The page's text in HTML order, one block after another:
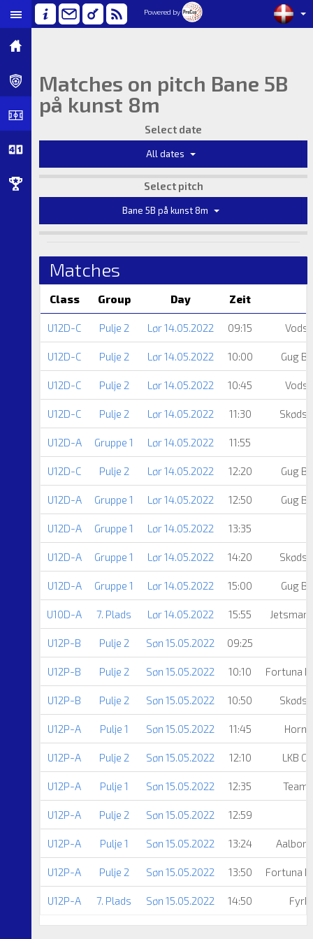
Powered by
Matches on pitch Bane 5B
på kunst 8m
Select date
All dates
Select pitch
Bane 5B på kunst 8m
Matches
Class Group Day Zeit
U12D-C Pulje 2 Lør 14.05.2022 09:15
U12D-C Pulje 2 Lør 14.05.2022 10:00 Gug
U12D-C Pulje 2 Lør 14.05.2022 10:45
U12D-C Pulje 2 Lør 14.05.2022 11:30
U12D-A Gruppe 1 Lør 14.05.2022 11:55
U12D-C Pulje 2 Lør 14.05.2022 12:20 Gug
U12D-A Gruppe 1 Lør 14.05.2022 12:50 Gug
U12D-A Gruppe 1 Lør 14.05.2022 13:35
U12D-A Gruppe 1 Lør 14.05.2022 14:20
U12D-A Gruppe 1 Lør 14.05.2022 15:00 Gug
U10D-A 7. Plads Lør 14.05.2022 15:55
U12P-B Pulje 2 Søn 15.05.2022 09:25
U12P-B Pulje 2 Søn 15.05.2022 10:10 Fortuna
U12P-B Pulje 2 Søn 15.05.2022 10:50
U12P-A Pulje 1 Søn 15.05.2022 11:45
U12P-A Pulje 2 Søn 15.05.2022 12:10 LKB
U12P-A Pulje 1 Søn 15.05.2022 12:35 Team
U12P-A Pulje 2 Søn 15.05.2022 12:59
U12P-A Pulje 1 Søn 15.05.2022 13:24
U12P-A Pulje 2 Søn 15.05.2022 13:50 Fortuna
U12P-A 7. Plads Søn 15.05.2022 14:50